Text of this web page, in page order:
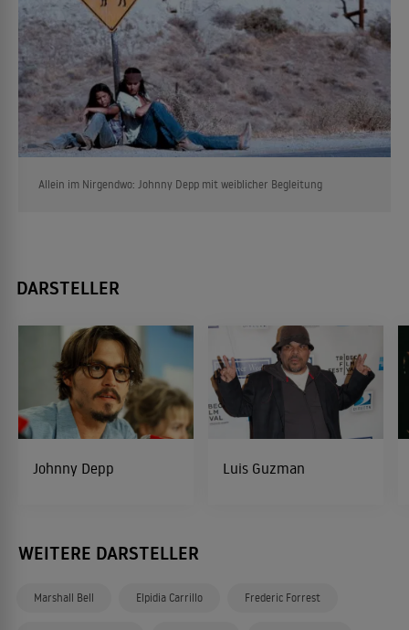
Allein im Nirgendwo: Johnny Depp mit weiblicher Begleitung
DARSTELLER
Johnny Depp Luis Guzman
WEITERE DARSTELLER
Marshall Bell Elpidia Carrillo Frederic Forrest